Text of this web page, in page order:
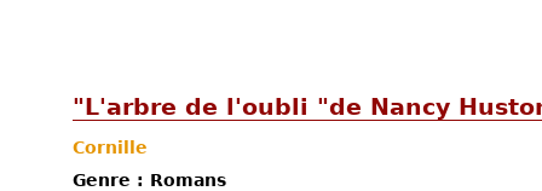
"L'arbre de l'oubli "de Nancy
Cornille
Genre : Romans